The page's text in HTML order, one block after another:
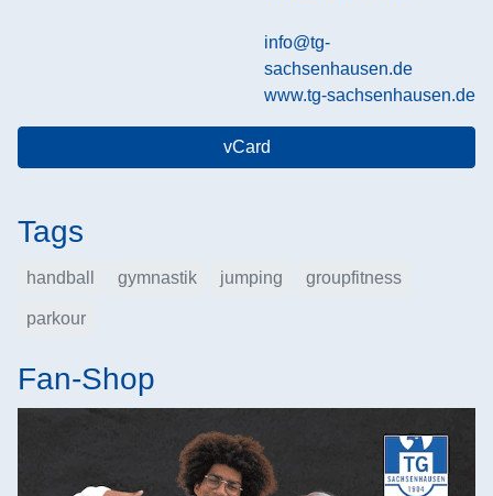
info@tg-
sachsenhausen.de
www.tg-sachsenhausen.de
vCard
Tags
handball gymnastik jumping groupfitness
parkour
Fan-Shop